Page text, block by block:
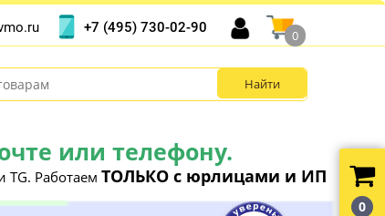
или телефону.
TG. Работаем ТОЛЬКО с юрлицами и ИП
+7 (495) 730-02-90
0
0